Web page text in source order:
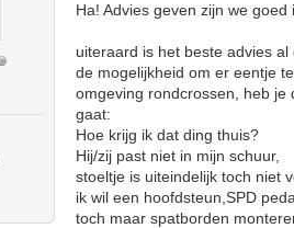
Ha! Advies geven zijn we goed
uiteraard is het beste advies
de mogelijkheid om er eentje
omgeving rondcrossen, heb je
gaat:
Hoe krijg ik dat ding thuis?
Hij/zij past niet in mijn schuur,
stoeltje is uiteindelijk toch niet
ik wil een hoofdsteun,SPD
toch maar spatborden